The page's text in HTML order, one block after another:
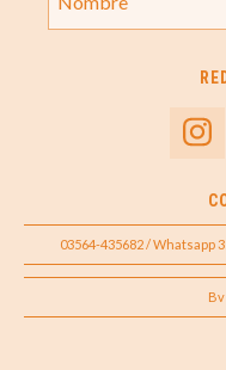
03564-435682 / Whatsapp